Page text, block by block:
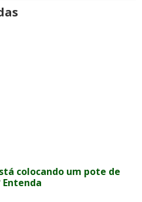
colocando um pote de